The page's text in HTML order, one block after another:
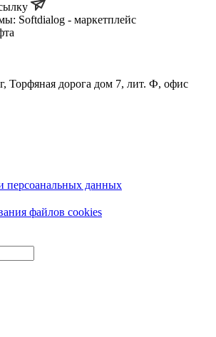
Softdialog - маркетплейс
Торфяная дорога дом 7, лит. Ф, офис
персоанальных данных
файлов cookies